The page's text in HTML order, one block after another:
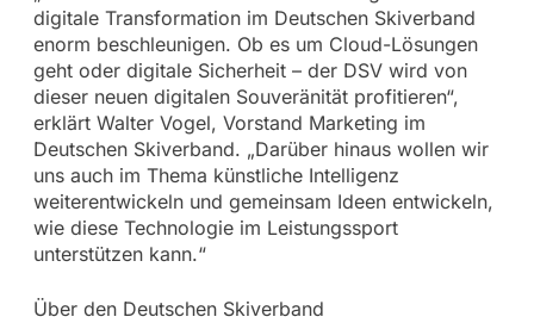
digitale Transformation im Deutschen Skiverband
enorm beschleunigen. Ob es um Cloud-Lösungen
geht oder digitale Sicherheit – der DSV wird von
dieser neuen digitalen Souveränität profitieren“,
erklärt Walter Vogel, Vorstand Marketing im
Deutschen Skiverband. „Darüber hinaus wollen wir
uns auch im Thema künstliche Intelligenz
weiterentwickeln und gemeinsam Ideen entwickeln,
wie diese Technologie im Leistungssport
unterstützen kann.“
Über den Deutschen Skiverband